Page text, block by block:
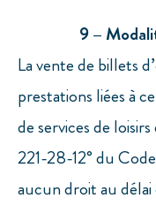
9 –
La vente de billets
prestations liées à
de services de
221-28-12° du
aucun droit au